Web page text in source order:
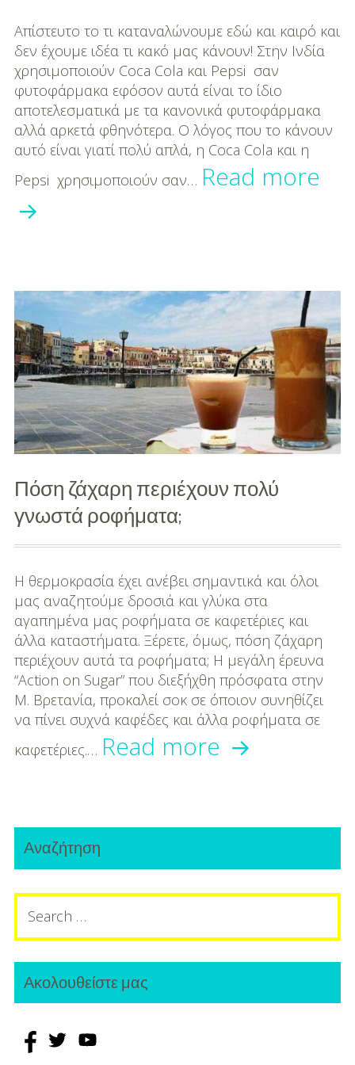
Διατροφή-Συνταγές
Συνταγές
Συμβουλές
Διατροφής
Απίστευτο το τι καταναλώνουμε εδώ και καιρό και
δεν έχουμε ιδέα τι κακό μας κάνουν! Στην Ινδία
χρησιμοποιούν Coca Cola και Pepsi σαν
φυτοφάρμακα εφόσον αυτά είναι το ίδιο
αποτελεσματικά με τα κανονικά φυτοφάρμακα
αλλά αρκετά φθηνότερα. Ο λόγος που το κάνουν
αυτό είναι γιατί πολύ απλά, η Coca Cola και η
Pepsi χρησιμοποιούν σαν… Read more
οι
για
Πόση ζάχαρη περιέχουν πολύ
γνωστά ροφήματα;
Η θερμοκρασία έχει ανέβει σημαντικά και όλοι
μας αναζητούμε δροσιά και γλύκα στα
αγαπημένα μας ροφήματα σε καφετέριες και
άλλα καταστήματα. Ξέρετε, όμως, πόση ζάχαρη
περιέχουν αυτά τα ροφήματα; Η μεγάλη έρευνα
“Action on Sugar” που διεξήχθη πρόσφατα στην
Μ. Βρετανία, προκαλεί σοκ σε όποιον συνηθίζει
να πίνει συχνά καφέδες και άλλα ροφήματα σε
καφετέριες.… Read more Πόση
γνωστά
Primary
Sidebar
Αναζήτηση
Search
for:
Ακολουθείστε μας